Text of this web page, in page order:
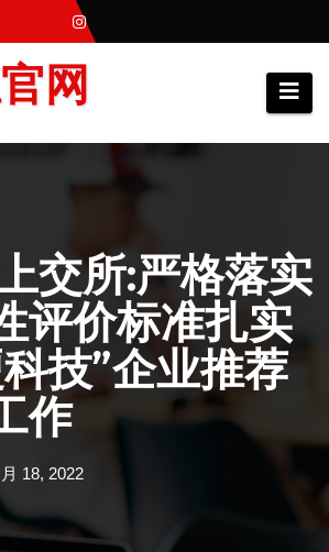
网
交所:严格落实
评价标准扎实
技”企业推荐
作
18, 2022